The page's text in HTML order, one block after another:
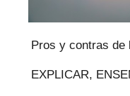
Pros y contras de
EXPLICAR,